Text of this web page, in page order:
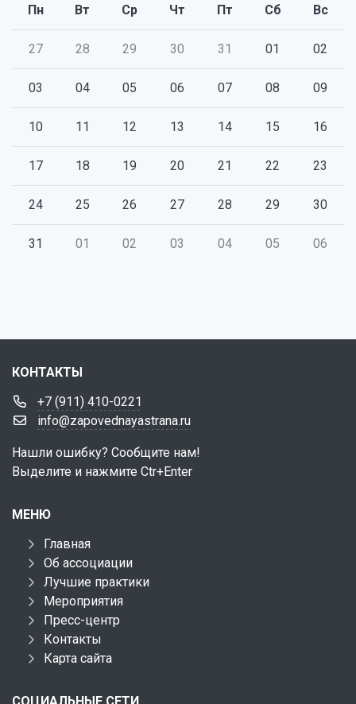
Пн Вт Ср Чт Пт Сб Вс
27 28 29 30 31 01 02
03 04 05 06 07 08 09
10 11 12 13 14 15 16
17 18 19 20 21 22 23
24 25 26 27 28 29 30
31 01 02 03 04 05 06
КОНТАКТЫ
+7 (911) 410-0221
info@zapovednayastrana.ru
Нашли ошибку? Сообщите нам!
Выделите и нажмите Ctr+Enter
МЕНЮ
Главная
Об ассоциации
Лучшие практики
Мероприятия
Пресс-центр
Контакты
Карта сайта